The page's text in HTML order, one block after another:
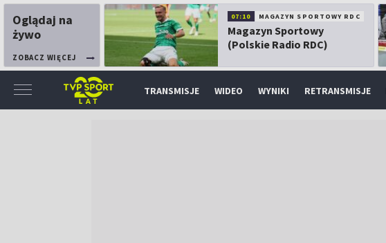
Oglądaj na
żywo
ZOBACZ WIĘCEJ
07:10 MAGAZYN SPORTOWY RDC
Magazyn Sportowy
(Polskie Radio RDC)
TRANSMISJE WIDEO WYNIKI RETRANSMISJE